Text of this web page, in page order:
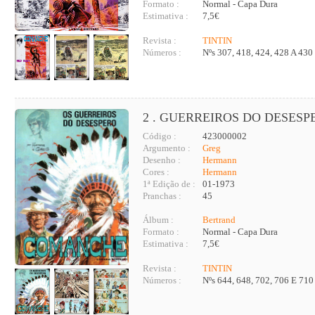
Formato :
Normal - Capa Dura
Estimativa :
7,5€
Revista :
TINTIN
Números :
Nºs 307, 418, 424, 428 A 430
2 . GUERREIROS DO
Código :
423000002
Argumento :
Greg
Desenho :
Hermann
Cores :
Hermann
1ª Edição de :
01-1973
Pranchas :
45
Álbum :
Bertrand
Formato :
Normal - Capa Dura
Estimativa :
7,5€
Revista :
TINTIN
Números :
Nºs 644, 648, 702, 706 E 710